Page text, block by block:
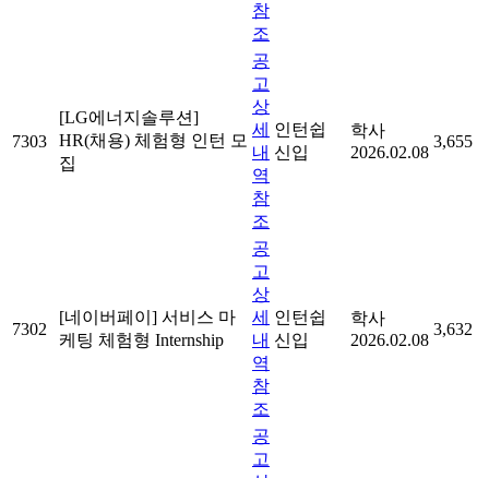
참
조
7303
[LG에너지솔루션]
HR(채용) 체험형 인턴 모
집
공
고
상
세
내
역
참
조
인턴쉽
신입
학사
2026.02.08
3,655
7302
[네이버페이] 서비스 마
케팅 체험형 Internship
공
고
상
세
내
역
참
조
인턴쉽
신입
학사
2026.02.08
3,632
공
고